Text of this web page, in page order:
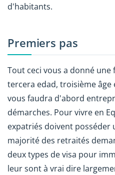
d'habitants.
Premiers pas
Tout ceci vous a donné
tercera edad, troisième âge
vous faudra d'abord
démarches. Pour vivre en
expatriés doivent posséder
majorité des retraités
deux types de visa pour
leur sont à vrai dire